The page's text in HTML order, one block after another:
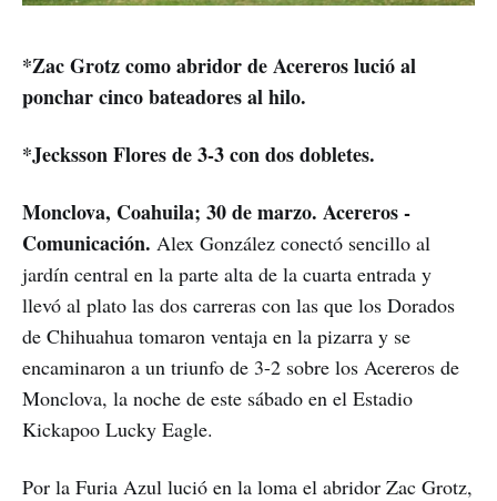
*Zac Grotz como abridor de Acereros lució al
ponchar cinco bateadores al hilo.
*Jecksson Flores de 3-3 con dos dobletes.
Monclova, Coahuila; 30 de marzo. Acereros -
Comunicación. Alex González conectó sencillo al
jardín central en la parte alta de la cuarta entrada y
llevó al plato las dos carreras con las que los Dorados
de Chihuahua tomaron ventaja en la pizarra y se
encaminaron a un triunfo de 3-2 sobre los Acereros de
Monclova, la noche de este sábado en el Estadio
Kickapoo Lucky Eagle.
Por la Furia Azul lució en la loma el abridor Zac Grotz,